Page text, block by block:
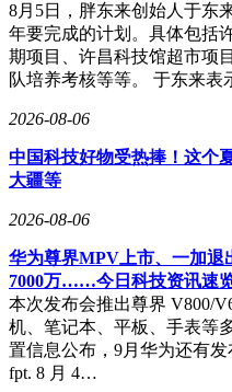
8月5日，胖东来创始人于东
年要完成的计划。具体包括
期项目、许昌科技馆超市项
队培养考核等等。 于东来
2026-08-06
中国科技好物受热捧！这个
大疆等
2026-08-06
华为尊界MPV上市、一加退
7000万……今日科技资讯速
本次发布会推出尊界 V800/
机、笔记本、平板、手表等
置信息公布，9月华为还有发
fpt. 8 月 4…